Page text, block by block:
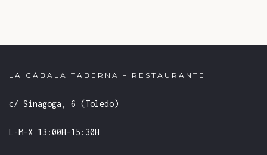
LA CÁBALA TABERNA – RESTAURANTE
c/ Sinagoga, 6 (Toledo)
L-M-X 13:00H-15:30H